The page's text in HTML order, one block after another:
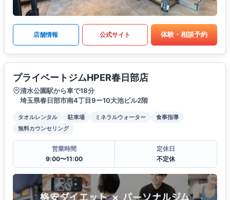
店舗情報 公式サイト 体験・相談予約
プライベートジムHPER春日部店
清水公園駅から車で18分
埼玉県春日部市南4丁目9ー10大池ビル2階
タオルレンタル 駐車場 ミネラルウォーター
食事指導
無料カウンセリング
営業時間
9:00〜11:00
定休日
不定休